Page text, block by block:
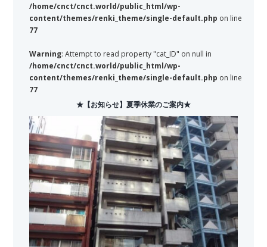
/home/cnct/cnct.world/public_html/wp-
content/themes/renki_theme/single-default.php on line
77
Warning: Attempt to read property "cat_ID" on null in
/home/cnct/cnct.world/public_html/wp-
content/themes/renki_theme/single-default.php on line
77
★【お知らせ】夏季休業のご案内★